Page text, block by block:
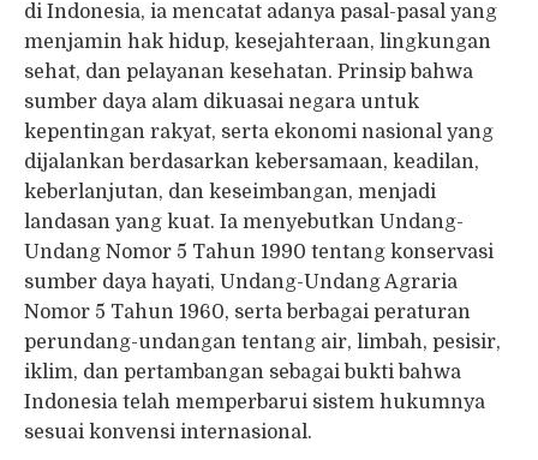
di Indonesia, ia mencatat adanya pasal-pasal yang
menjamin hak hidup, kesejahteraan, lingkungan
sehat, dan pelayanan kesehatan. Prinsip bahwa
sumber daya alam dikuasai negara untuk
kepentingan rakyat, serta ekonomi nasional yang
dijalankan berdasarkan kebersamaan, keadilan,
keberlanjutan, dan keseimbangan, menjadi
landasan yang kuat. Ia menyebutkan Undang-
Undang Nomor 5 Tahun 1990 tentang konservasi
sumber daya hayati, Undang-Undang Agraria
Nomor 5 Tahun 1960, serta berbagai peraturan
perundang-undangan tentang air, limbah, pesisir,
iklim, dan pertambangan sebagai bukti bahwa
Indonesia telah memperbarui sistem hukumnya
sesuai konvensi internasional.